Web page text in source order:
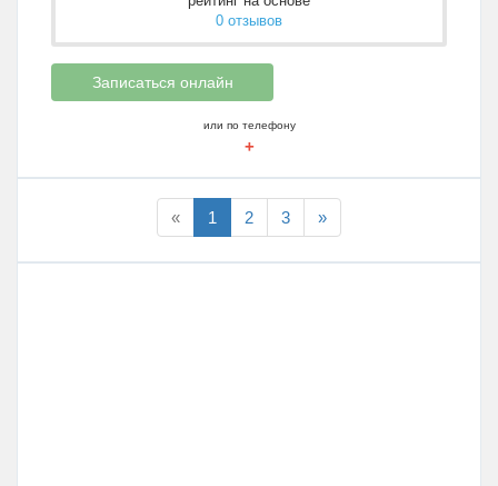
0 отзывов
Записаться онлайн
или по телефону
+
« 1 2 3 »